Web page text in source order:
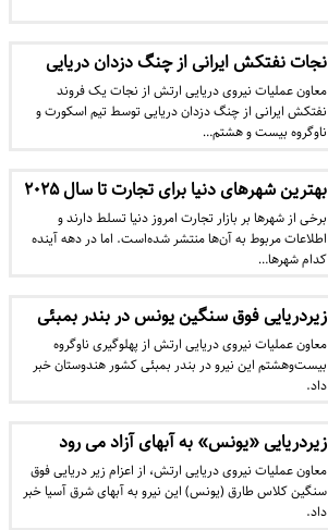
نجات نفتکش ایرانی از چنگ دزدان دریایی
معاون عملیات نیروی دریایی ارتش از نجات یک فروند
نفتکش ایرانی از چنگ دزدان دریایی توسط تیم اسکورت و
ناوگروه بیست و هشتم…
بهترین شهرهای دنیا برای تجارت تا سال ۲۰۲۵
برخی از شهرها بر بازار تجارت امروز دنیا تسلط دارند و
اطلاعات مربوط به آن‌ها منتشر شده‌است. اما در دهه آینده
کدام شهرها…
زیردریایی فوق سنگین یونس در بندر بمبئی
معاون عملیات نیروی دریایی ارتش از پهلوگیری ناوگروه
بیست‌و‌هشتم این نیرو در بندر بمبئی کشور هندوستان خبر
داد.
زیردریایی «یونس» به آبهای آزاد می رود
معاون عملیات نیروی دریایی ارتش، از اعزام زیر دریایی فوق
سنگین کلاس طارق (یونس) این نیرو به آبهای شرق آسیا خبر
داد.